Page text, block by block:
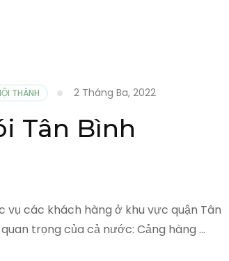
THÀNH 2 Tháng Ba, 2022
Tân Bình
các khách hàng ở khu vực quận Tân
trọng của cả nước: Cảng hàng …